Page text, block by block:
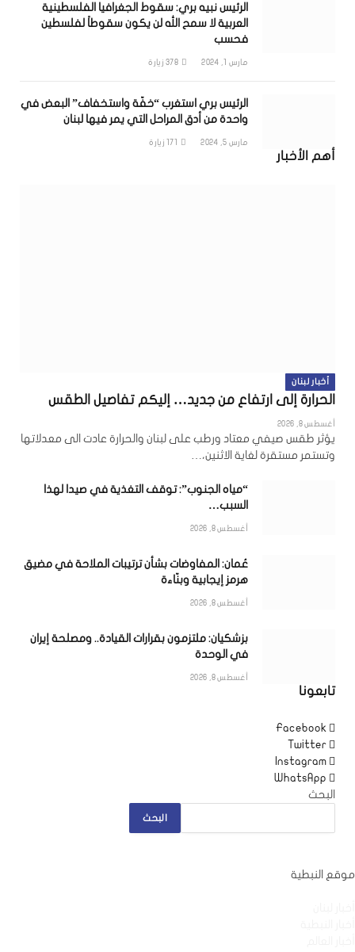
الرئيس نبيه بري: سقوط الجغرافيا الفلسطينية
العربية لا سمح الله لن يكون سقوطاً لفلسطين
فحسب
مارس 1, 2024 378 زيارة
الرئيس بري استغرب “خفّة واستخفاف” البعض في
واحدة من أدق المراحل التي يمر فيها لبنان
مارس 5, 2024 171 زيارة
أهم الأخبار
أخبار لبنان
الحرارة إلى ارتفاع من جديد… إليكم تفاصيل الطقس
أغسطس 8, 2026
يؤثر طقس صيفي معتاد ورطب على لبنان والحرارة عادت الى معدلاتها
وتستمر مستقرة لغاية الاثنين،…
“مياه الجنوب”: توقف التغذية في صيدا لهذا
السبب…
أغسطس 8, 2026
عُمان: المفاوضات بشأن ترتيبات الملاحة في مضيق
هرمز إيجابية وبنّاءة
أغسطس 8, 2026
بزشكيان: ملتزمون بقرارات القيادة.. ومصلحة إيران
في الوحدة
أغسطس 8, 2026
تابعونا
Facebook
Twitter
Instagram
WhatsApp
البحث
البحث
موقع النبطية